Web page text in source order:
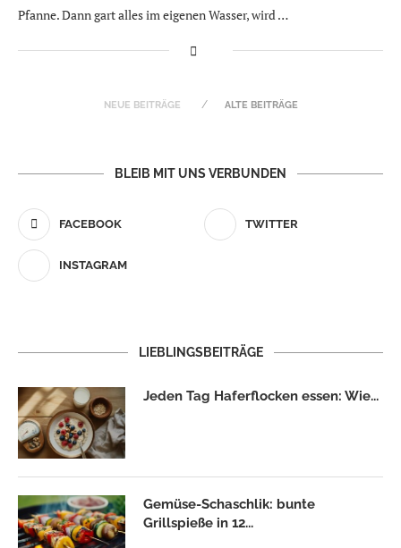
Pfanne. Dann gart alles im eigenen Wasser, wird …
NEUE BEITRÄGE ALTE BEITRÄGE
BLEIB MIT UNS VERBUNDEN
FACEBOOK TWITTER
INSTAGRAM
LIEBLINGSBEITRÄGE
Jeden Tag Haferflocken essen: Wie...
Gemüse-Schaschlik: bunte
Grillspieße in 12...